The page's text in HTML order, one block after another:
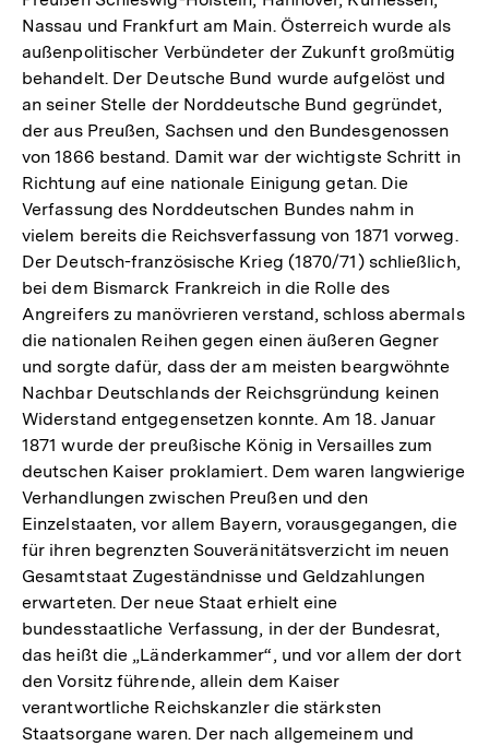
Nassau und Frankfurt am Main. Österreich wurde als
außenpolitischer Verbündeter der Zukunft großmütig
behandelt. Der Deutsche Bund wurde aufgelöst und
an seiner Stelle der Norddeutsche Bund gegründet,
der aus Preußen, Sachsen und den Bundesgenossen
von 1866 bestand. Damit war der wichtigste Schritt in
Richtung auf eine nationale Einigung getan. Die
Verfassung des Norddeutschen Bundes nahm in
vielem bereits die Reichsverfassung von 1871 vorweg.
Der Deutsch-französische Krieg (1870/71) schließlich,
bei dem Bismarck Frankreich in die Rolle des
Angreifers zu manövrieren verstand, schloss abermals
die nationalen Reihen gegen einen äußeren Gegner
und sorgte dafür, dass der am meisten beargwöhnte
Nachbar Deutschlands der Reichsgründung keinen
Widerstand entgegensetzen konnte. Am 18. Januar
1871 wurde der preußische König in Versailles zum
deutschen Kaiser proklamiert. Dem waren langwierige
Verhandlungen zwischen Preußen und den
Einzelstaaten, vor allem Bayern, vorausgegangen, die
für ihren begrenzten Souveränitätsverzicht im neuen
Gesamtstaat Zugeständnisse und Geldzahlungen
erwarteten. Der neue Staat erhielt eine
bundesstaatliche Verfassung, in der der Bundesrat,
das heißt die „Länderkammer“, und vor allem der dort
den Vorsitz führende, allein dem Kaiser
verantwortliche Reichskanzler die stärksten
Staatsorgane waren. Der nach allgemeinem und